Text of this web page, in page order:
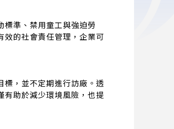
標準、禁用童工與強迫勞
效的社會責任管理，企業可
標，並不定期進行訪廠。透
有助於減少環境風險，也提